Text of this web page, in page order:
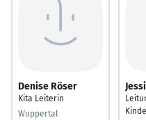
Denise Röser
Kita Leiterin
Wuppertal